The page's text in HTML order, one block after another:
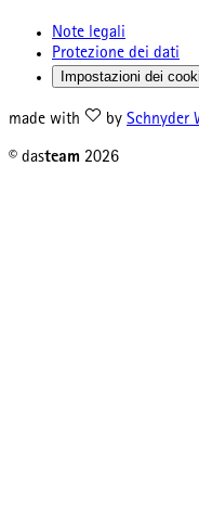
Note legali
Protezione dei dati
Impostazioni dei
made with by Schnyder
© dasteam 2026